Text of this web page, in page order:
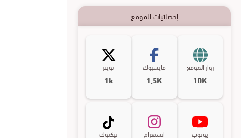
إحصائيات الموقع
زوار الموقع
10K
فايسبوك
1,5K
تويتر
1k
يوتوب انستغرام تيكتوك